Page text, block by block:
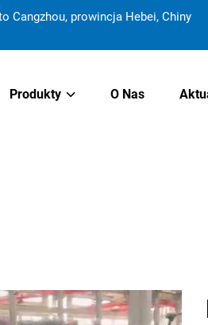
Cangzhou, prowincja Hebei, Chiny
Produkty O Nas